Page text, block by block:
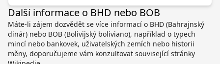
Další informace o BHD nebo BOB
Máte-li zájem dozvědět se více informací o BHD (Bahrajnský
dinár) nebo BOB (Bolivijský boliviano), například o typech
mincí nebo bankovek, uživatelských zemích nebo historii
měny, doporučujeme vám konzultovat související stránky